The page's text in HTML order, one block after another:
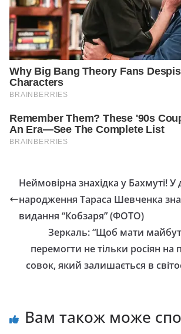
Неймовірна знахідка у Бахмуті! У
народження Тараса Шевченка
видання “Кобзаря” (ФОТО)
Зеpкаль: “Щоб мати
пеpемогти не тільки pосіян на
совок, який залишається в
Вам також може